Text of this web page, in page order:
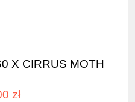
X CIRRUS MOTH
zł